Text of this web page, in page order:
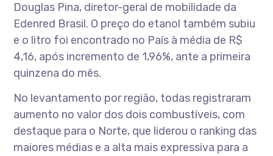
Douglas Pina, diretor-geral de mobilidade da
Edenred Brasil. O preço do etanol também subiu
e o litro foi encontrado no País à média de R$
4,16, após incremento de 1,96%, ante a primeira
quinzena do mês.
No levantamento por região, todas registraram
aumento no valor dos dois combustíveis, com
destaque para o Norte, que liderou o ranking das
maiores médias e a alta mais expressiva para a